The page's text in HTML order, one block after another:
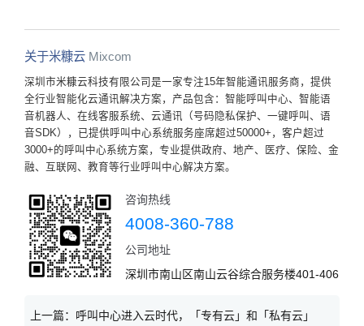
关于米糠云 Mixcom
深圳市米糠云科技有限公司是一家专注15年智能通讯服务商，提供
全行业智能化云通讯解决方案，产品包含：智能呼叫中心、智能语
音机器人、在线客服系统、云通讯（号码隐私保护、一键呼叫、语
音SDK），已提供呼叫中心系统服务座席超过50000+，客户超过
3000+的呼叫中心系统方案，专业提供政府、地产、医疗、保险、金
融、互联网、教育等行业呼叫中心解决方案。
咨询热线
4008-360-788
公司地址
深圳市南山区南山云谷综合服务楼401-406
上一篇： 呼叫中心进入云时代，「专有云」和「私有云」